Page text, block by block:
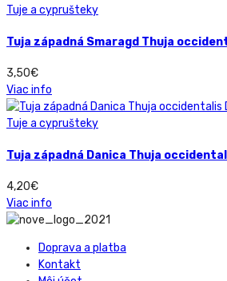
Tuje a cyprušteky
Tuja západná Smaragd Thuja
3,50€
Viac info
Tuje a cyprušteky
Tuja západná Danica Thuja
4,20€
Viac info
Doprava a platba
Kontakt